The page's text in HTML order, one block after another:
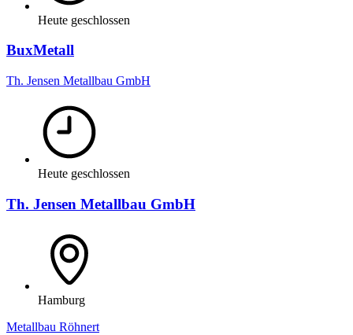
Heute geschlossen
BuxMetall
Th. Jensen Metallbau GmbH
Heute geschlossen
Th. Jensen Metallbau GmbH
Hamburg
Metallbau Röhnert